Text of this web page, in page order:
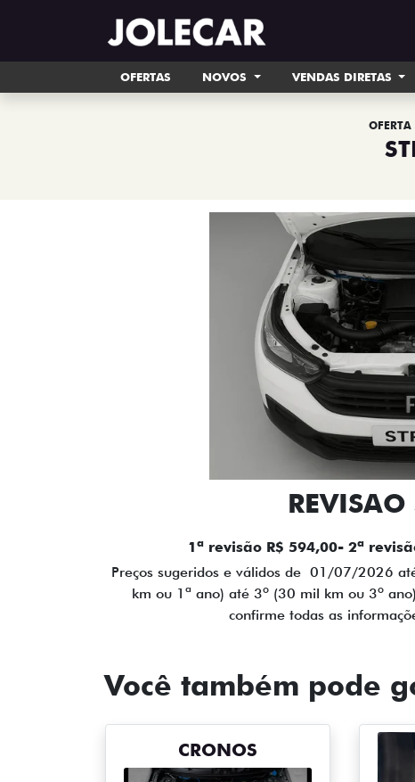
OFERTAS NOVOS VENDAS DIRETAS
OFERTA
1ª revisão R$ 594,00- 2ª
Preços sugeridos e válidos de 01/07/2026
km ou 1ª ano) até 3º (30 mil km ou 3º
confirme todas as
Você também pode
CRONOS